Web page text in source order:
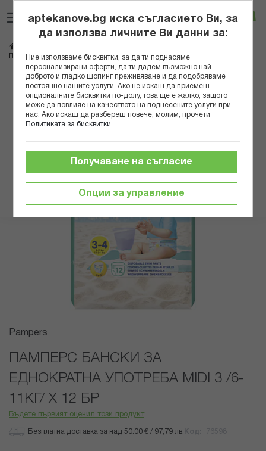
към
съдържанието
Вход
ПАМПЕРС БАНСКИ ЗА ЕДНОКРАТНА УПОТРЕБА MIDI 3 /6-11кг/ Х 12 БР
Преминете
края
Преминете
началото
галерия
със
снимки
Pampers
ПАМПЕРС БАНСКИ ЗА
ЕДНОКРАТНА УПОТРЕБА MIDI 3 /6-
11КГ/ Х 12 БР
Бъдете първият оценил този продукт
Безплатна доставка за над 50.00 € / 97,79 лв.
aptekanove.bg иска съгласието Ви, за
да използва личните Ви данни за:
Ние използваме бисквитки, за да ти поднасяме
персонализирани оферти, да ти дадем възможно най-
доброто и гладко шопинг преживяване и да подобряваме
постоянно нашите услуги. Ако не искаш да приемеш
опционалните бисквитки по-долу, това ще е жалко, защото
може да повлияе на качеството на поднесените услуги при
нас. Ако искаш да разбереш повече, молим, прочети
Политиката за бисквитки
Опции за управление
Получаване на съгласие